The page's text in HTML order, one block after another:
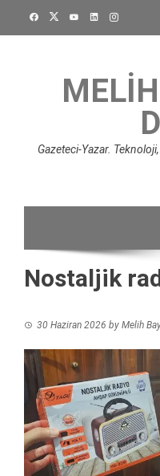
Gazeteci-Yazar.
Nostaljik
30 Haziran 2026 by Melih